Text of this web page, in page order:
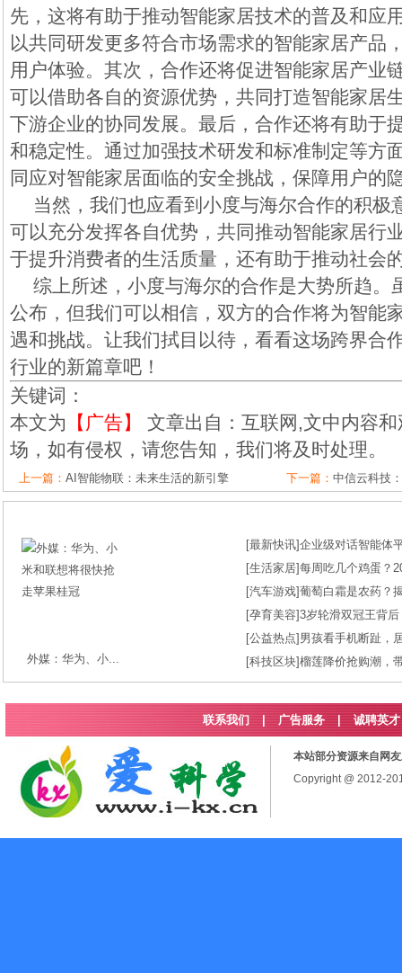
先，这将有助于推动智能家居技术的普及和应
以共同研发更多符合市场需求的智能家居产品
用户体验。其次，合作还将促进智能家居产业
可以借助各自的资源优势，共同打造智能家居
下游企业的协同发展。最后，合作还将有助于
和稳定性。通过加强技术研发和标准制定等方
同应对智能家居面临的安全挑战，保障用户的
当然，我们也应看到小度与海尔合作的积极
可以充分发挥各自优势，共同推动智能家居行
于提升消费者的生活质量，还有助于推动社会
综上所述，小度与海尔的合作是大势所趋。
公布，但我们可以相信，双方的合作将为智能
遇和挑战。让我们拭目以待，看看这场跨界合
行业的新篇章吧！
关键词：
本文为 【广告】
文章出自：互联网,文中内容
场，如有侵权，请您告知，我们将及时处理。
上一篇： AI智能物联：未来生活的新引擎 下一篇： 中信云科技
外媒：华为、小...
[最新快讯]企业级对话智能体
[生活家居]每周吃几个鸡蛋？
[汽车游戏]葡萄白霜是农药？
[孕育美容]3岁轮滑双冠王背
[公益热点] 男孩看手机断趾，
[科技区块]榴莲降价抢购潮，
联系我们 广告服务 | 诚聘英才
本站部分资源来自网
Copyright @ 2012-